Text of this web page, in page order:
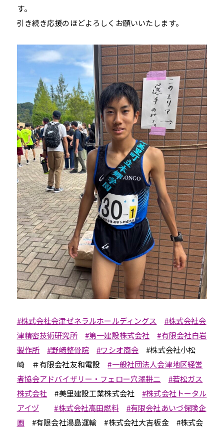
す。
引き続き応援のほどよろしくお願いいたします。
#株式会社会津ゼネラルホールディングス
#株式会社会
津精密技術研究所
#第一建設株式会社
#有限会社白岩
製作所
#野崎整骨院 #ワシオ商会 #株式会社小松
崎 ＃有限会社友和電設#一般社団法人会津地区経営
者協会アドバイザリー・フェロー穴澤耕二
#若松ガス
株式会社 #美里建設工業株式会社#株式会社トータル
アイヅ
#株式会社高田燃料
#有限会社あいづ保険企
画#有限会社湯島運輸 #株式会社大吉板金 #株式会